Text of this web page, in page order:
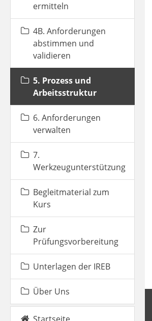
ermitteln
4B. Anforderungen
abstimmen und
validieren
5. Prozess und
Arbeitsstruktur
6. Anforderungen
verwalten
7.
Werkzeugunterstützung
Begleitmaterial zum
Kurs
Zur
Prüfungsvorbereitung
Unterlagen der IREB
Über Uns